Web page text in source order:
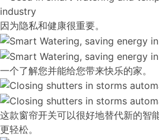
因为隐私和健康很重要。
一个了解您并能给您带来快乐的家。
这款窗帘开关可以很好地替代新的智
更轻松。